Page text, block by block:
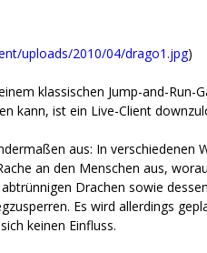
uploads/2010/04/drago1.jpg)
klassischen Jump-and-
kann, ist ein Live-Client
aus: In
an den Menschen aus,
Drachen sowie
Es wird allerdings
keinen Einfluss.